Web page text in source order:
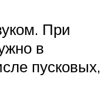
При
в
пусковых,